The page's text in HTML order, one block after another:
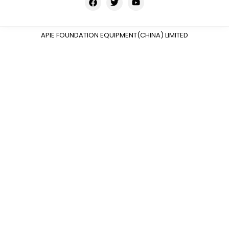
APIE FOUNDATION EQUIPMENT(CHINA) LIMITED